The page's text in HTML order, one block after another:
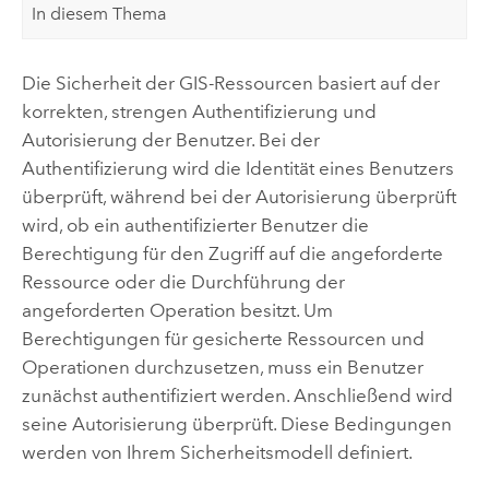
In diesem Thema
Die Sicherheit der GIS-Ressourcen basiert auf der
korrekten, strengen Authentifizierung und
Autorisierung der Benutzer. Bei der
Authentifizierung wird die Identität eines Benutzers
überprüft, während bei der Autorisierung überprüft
wird, ob ein authentifizierter Benutzer die
Berechtigung für den Zugriff auf die angeforderte
Ressource oder die Durchführung der
angeforderten Operation besitzt. Um
Berechtigungen für gesicherte Ressourcen und
Operationen durchzusetzen, muss ein Benutzer
zunächst authentifiziert werden. Anschließend wird
seine Autorisierung überprüft. Diese Bedingungen
werden von Ihrem Sicherheitsmodell definiert.